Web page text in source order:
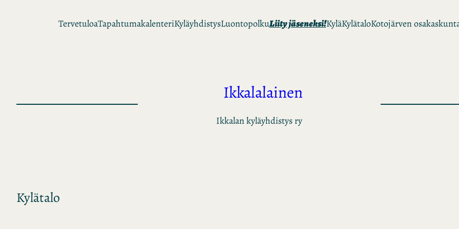
TervetuloaTapahtumakalenteriKyläyhdistysLuontopolkuLiity jäseneksi!KyläKylätaloKotojärven
Ikkalalainen
Ikkalan kyläyhdistys ry
Kylätalo